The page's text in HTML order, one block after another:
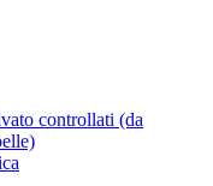
controllati (da